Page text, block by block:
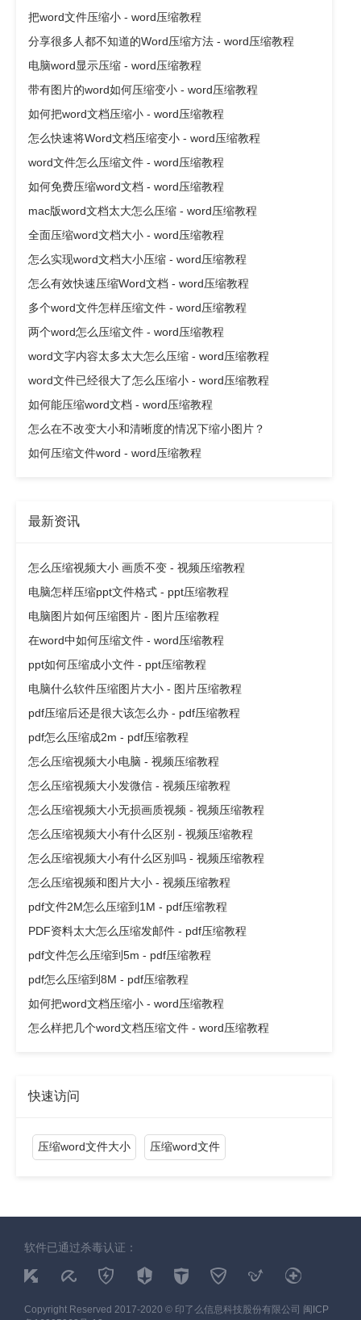
把word文件压缩小 - word压缩教程
分享很多人都不知道的Word压缩方法 - word压缩教程
电脑word显示压缩 - word压缩教程
带有图片的word如何压缩变小 - word压缩教程
如何把word文档压缩小 - word压缩教程
怎么快速将Word文档压缩变小 - word压缩教程
word文件怎么压缩文件 - word压缩教程
如何免费压缩word文档 - word压缩教程
mac版word文档太大怎么压缩 - word压缩教程
全面压缩word文档大小 - word压缩教程
怎么实现word文档大小压缩 - word压缩教程
怎么有效快速压缩Word文档 - word压缩教程
多个word文件怎样压缩文件 - word压缩教程
两个word怎么压缩文件 - word压缩教程
word文字内容太多太大怎么压缩 - word压缩教程
word文件已经很大了怎么压缩小 - word压缩教程
如何能压缩word文档 - word压缩教程
怎么在不改变大小和清晰度的情况下缩小图片？
如何压缩文件word - word压缩教程
最新资讯
怎么压缩视频大小 画质不变 - 视频压缩教程
电脑怎样压缩ppt文件格式 - ppt压缩教程
电脑图片如何压缩图片 - 图片压缩教程
在word中如何压缩文件 - word压缩教程
ppt如何压缩成小文件 - ppt压缩教程
电脑什么软件压缩图片大小 - 图片压缩教程
pdf压缩后还是很大该怎么办 - pdf压缩教程
pdf怎么压缩成2m - pdf压缩教程
怎么压缩视频大小电脑 - 视频压缩教程
怎么压缩视频大小发微信 - 视频压缩教程
怎么压缩视频大小无损画质视频 - 视频压缩教程
怎么压缩视频大小有什么区别 - 视频压缩教程
怎么压缩视频大小有什么区别吗 - 视频压缩教程
怎么压缩视频和图片大小 - 视频压缩教程
pdf文件2M怎么压缩到1M - pdf压缩教程
PDF资料太大怎么压缩发邮件 - pdf压缩教程
pdf文件怎么压缩到5m - pdf压缩教程
pdf怎么压缩到8M - pdf压缩教程
如何把word文档压缩小 - word压缩教程
怎么样把几个word文档压缩文件 - word压缩教程
快速访问
压缩word文件大小 压缩word文件
软件已通过杀毒认证：
Copyright Reserved 2017-2020 © 印了么信息科技股份有限公司 闽ICP